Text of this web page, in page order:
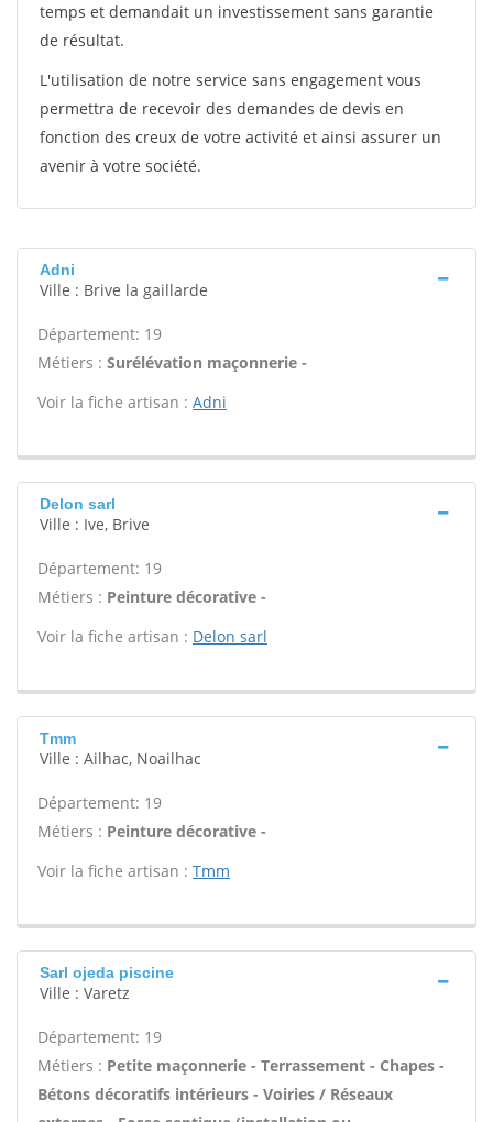
temps et demandait un investissement sans garantie
de résultat.
L'utilisation de notre service sans engagement vous
permettra de recevoir des demandes de devis en
fonction des creux de votre activité et ainsi assurer un
avenir à votre société.
Adni
Ville : Brive la gaillarde
Département: 19
Métiers : Surélévation maçonnerie -
Voir la fiche artisan : Adni
Delon sarl
Ville : Ive, Brive
Département: 19
Métiers : Peinture décorative -
Voir la fiche artisan : Delon sarl
Tmm
Ville : Ailhac, Noailhac
Département: 19
Métiers : Peinture décorative -
Voir la fiche artisan : Tmm
Sarl ojeda piscine
Ville : Varetz
Département: 19
Métiers : Petite maçonnerie - Terrassement - Chapes -
Bétons décoratifs intérieurs - Voiries / Réseaux